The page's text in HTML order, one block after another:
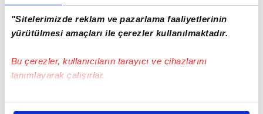
"Sitelerimizde reklam ve pazarlama faaliyetlerinin
yürütülmesi amaçları ile çerezler kullanılmaktadır.
Bu çerezler, kullanıcıların tarayıcı ve cihazlarını
tanımlayarak çalışırlar.
Bu çerezlere izin vermeniz halinde sizlere özel
yeniden Sakaryaspor'a geri döndü. Yaşanan bu
gelişme sonrası genç oyuncunun moralinin bir hayli
bozuk olduğu öğrenildi.
Sakaryaspor yönetimi Emircan Seçgin transferinde
büyük bir şok yaşadı. Galatasaray ile yollarını ayıran
öğrenildi. Ancak yönetimin Galatasaray